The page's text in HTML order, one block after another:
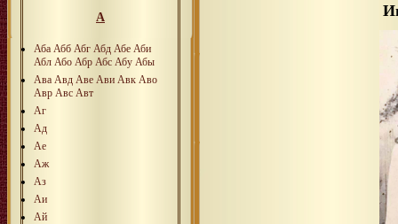
А
Аба Абб Абг Абд Абе Аби
Абл Або Абр Абс Абу Абы
Ава Авд Аве Ави Авк Аво
Авр Авс Авт
Аг
Ад
Ае
Аж
Аз
Аи
Ай